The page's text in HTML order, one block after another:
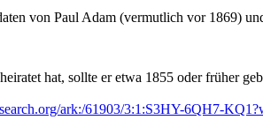
von Paul Adam (vermutlich vor 1869)
hat, sollte er etwa 1855 oder früher
ark:/61903/3:1:S3HY-6QH7-